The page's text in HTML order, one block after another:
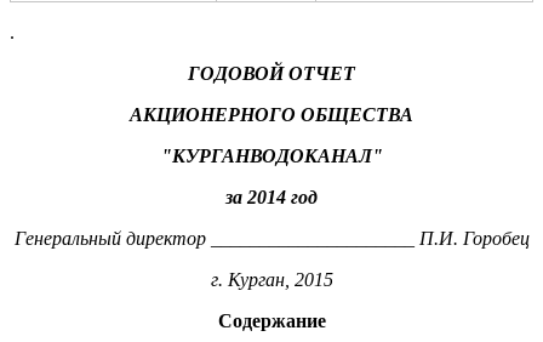
.
ГОДОВОЙ ОТЧЕТ
АКЦИОНЕРНОГО ОБЩЕСТВА
"КУРГАНВОДОКАНАЛ"
за 2014 год
Генеральный директор _____________________ П.И. Горобец
г. Курган, 2015
Содержание